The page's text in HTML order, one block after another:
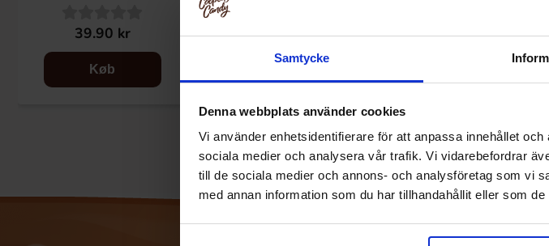
Samtycke
Denna webbplats använder cookies
Vi använder enhetsidentifierare för att anpassa innehållet
sociala medier och analysera vår trafik. Vi vidarebefordrar
till de sociala medier och annons- och analysföretag som vi
med annan information som du har tillhandahållit eller som
39.90 kr
Køb
28.90 kr 39.90 kr